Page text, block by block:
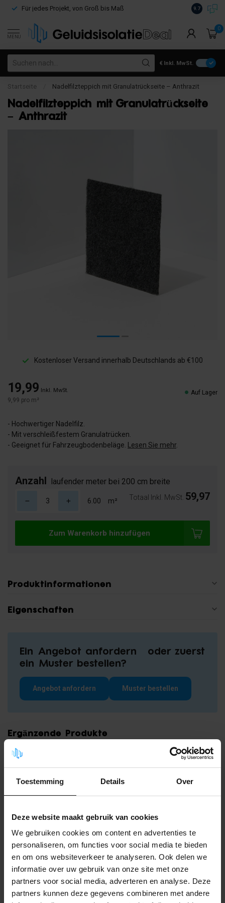
Toestemming Details Over
Deze website maakt gebruik van cookies
We gebruiken cookies om content en advertenties te
personaliseren, om functies voor social media te bieden
en om ons websiteverkeer te analyseren. Ook delen we
informatie over uw gebruik van onze site met onze
partners voor social media, adverteren en analyse. Deze
partners kunnen deze gegevens combineren met andere
Für jedes Projekt, von Groß bis Maß
€100
9.7
MENU
0
€ Inkl. MwSt.
Startseite Nadelfilzteppich mit Granulatrückseite – Anthrazit
Nadelfilzteppich mit Granulatrückseite
– Anthrazit
Kostenloser Versand innerhalb Deutschlands ab €100
19,99 Inkl. MwSt.
9,99 pro m²
Auf Lager
- Hochwertiger Nadelfilz.
- Mit verschleißfestem Granulatrücken.
- Geeignet für Fahrzeugbodenbeläge.
Lesen Sie mehr
Anzahl laufender meter bei 200 cm breite
m² Totaal Inkl. MwSt. 59,97
Zum Warenkorb hinzufügen
Produktinformationen
Eigenschaften
Ein Angebot anfordern oder zuerst
ein Muster bestellen?
Angebot anfordern Muster bestellen
Ergänzende Produkte
Auf Lager
19,99
Fragen zu diesem
Produkt?
Wir beraten Sie gerne! Rufen Sie
an unter +31(0)85-2736738oder
nehmen Sie Kontakt auf.